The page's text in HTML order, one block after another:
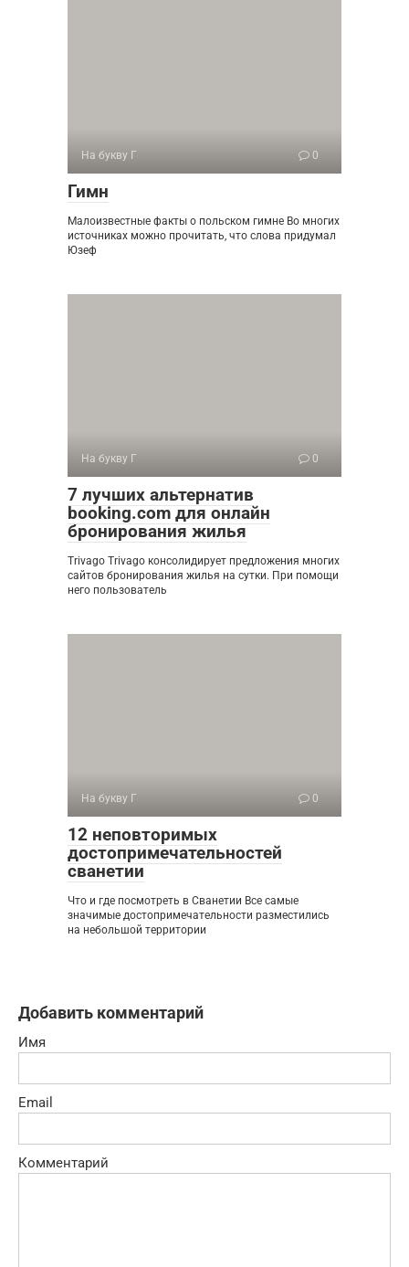
На букву Г 0
Гимн
Малоизвестные факты о польском гимне Во многих
источниках можно прочитать, что слова придумал
Юзеф
На букву Г 0
7 лучших альтернатив
booking.com для онлайн
бронирования жилья
Trivago Trivago консолидирует предложения многих
сайтов бронирования жилья на сутки. При помощи
него пользователь
На букву Г 0
12 неповторимых
достопримечательностей
сванетии
Что и где посмотреть в Сванетии Все самые
значимые достопримечательности разместились
на небольшой территории
Добавить комментарий
Имя
Email
Комментарий